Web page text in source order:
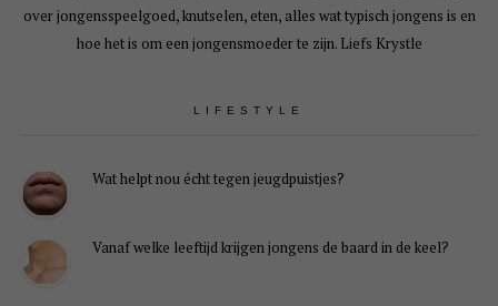
over jongensspeelgoed, knutselen, eten, alles wat typisch jongens is en
hoe het is om een jongensmoeder te zijn. Liefs Krystle
LIFESTYLE
Wat helpt nou écht tegen jeugdpuistjes?
Vanaf welke leeftijd krijgen jongens de baard in de keel?